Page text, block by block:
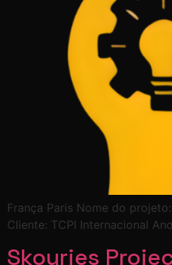
França Paris Nome do
Cliente: TCPI Internacional
Skouries